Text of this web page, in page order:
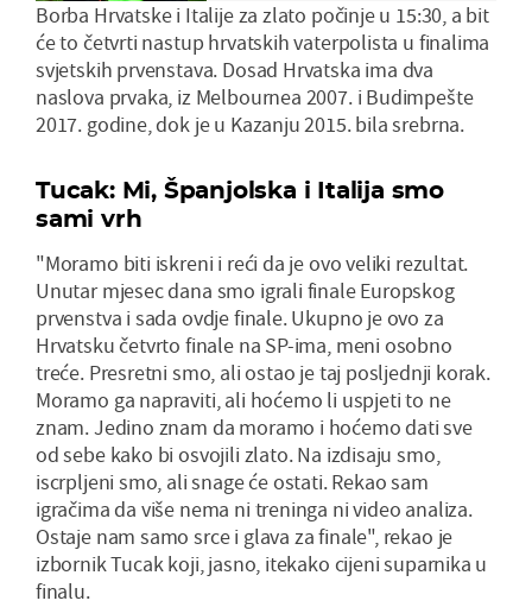
Borba Hrvatske i Italije za zlato počinje u 15:30, a bit
će to četvrti nastup hrvatskih vaterpolista u finalima
svjetskih prvenstava. Dosad Hrvatska ima dva
naslova prvaka, iz Melbournea 2007. i Budimpešte
2017. godine, dok je u Kazanju 2015. bila srebrna.
Tucak: Mi, Španjolska i Italija smo
sami vrh
"Moramo biti iskreni i reći da je ovo veliki rezultat.
Unutar mjesec dana smo igrali finale Europskog
prvenstva i sada ovdje finale. Ukupno je ovo za
Hrvatsku četvrto finale na SP-ima, meni osobno
treće. Presretni smo, ali ostao je taj posljednji korak.
Moramo ga napraviti, ali hoćemo li uspjeti to ne
znam. Jedino znam da moramo i hoćemo dati sve
od sebe kako bi osvojili zlato. Na izdisaju smo,
iscrpljeni smo, ali snage će ostati. Rekao sam
igračima da više nema ni treninga ni video analiza.
Ostaje nam samo srce i glava za finale", rekao je
izbornik Tucak koji, jasno, itekako cijeni suparnika u
finalu.